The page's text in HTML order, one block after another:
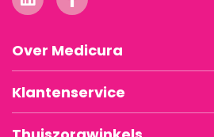
Over Medicura
Klantenservice